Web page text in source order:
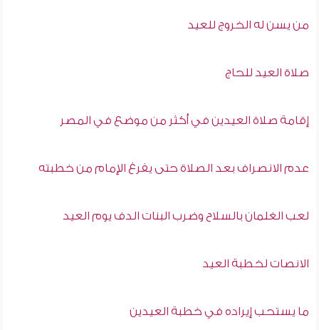
من يسن له الخروج للعيد
صلاة العيد للحاج
إقامة صلاة العيدين في أكثر من موضع في المصر
عدم الانصراف بعد الصلاة حتى يفرغ الإمام من خطبته
لعب الغلمان بالسلاح وضرب البنات الدف يوم العيد
الانصات لخطبة العيد
ما يستحب إيراده في خطبة العيدين